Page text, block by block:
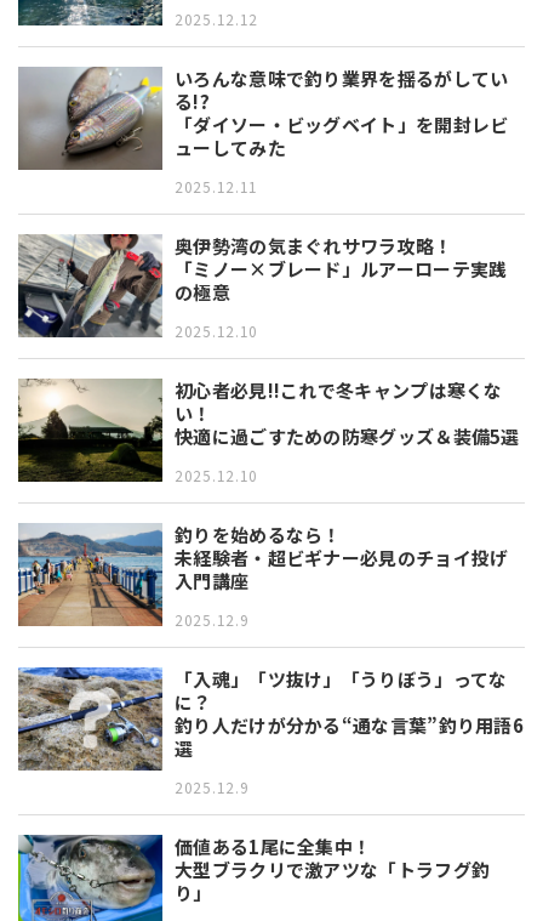
2025.12.12
いろんな意味で釣り業界を揺るがしてい
る!?
「ダイソー・ビッグベイト」を開封レビ
ューしてみた
2025.12.11
奥伊勢湾の気まぐれサワラ攻略！
「ミノー×ブレード」ルアーローテ実践
の極意
2025.12.10
初心者必見!!これで冬キャンプは寒くな
い！
快適に過ごすための防寒グッズ＆装備5選
2025.12.10
釣りを始めるなら！
未経験者・超ビギナー必見のチョイ投げ
入門講座
2025.12.9
「入魂」「ツ抜け」「うりぼう」ってな
に？
釣り人だけが分かる“通な言葉”釣り用語6
選
2025.12.9
価値ある1尾に全集中！
大型ブラクリで激アツな「トラフグ釣
り」